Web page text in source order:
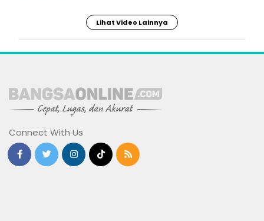
Lihat Video Lainnya
Connect With Us